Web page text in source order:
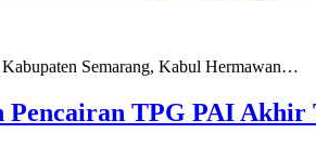
Semarang, Kabul Hermawan…
TPG PAI Akhir